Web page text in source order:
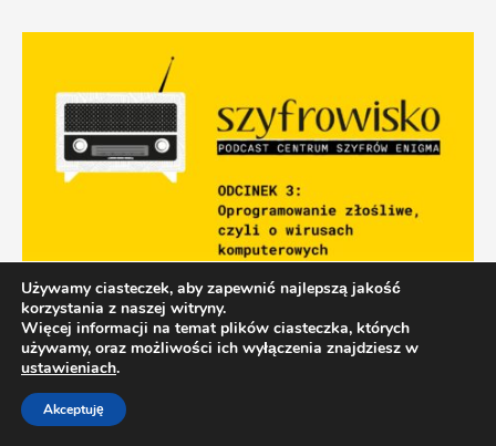
podcast
Oprogramowanie złośliwe, czyli
o wirusach komputerowych
Używamy ciasteczek, aby zapewnić najlepszą jakość
korzystania z naszej witryny.
Więcej informacji na temat plików ciasteczka, których
używamy, oraz możliwości ich wyłączenia znajdziesz w
ustawieniach.
Akceptuję